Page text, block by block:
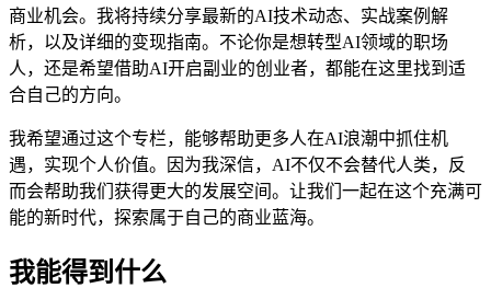
商业机会。我将持续分享最新的AI技术动态、实战案例解
析，以及详细的变现指南。不论你是想转型AI领域的职场
人，还是希望借助AI开启副业的创业者，都能在这里找到适
合自己的方向。
我希望通过这个专栏，能够帮助更多人在AI浪潮中抓住机
遇，实现个人价值。因为我深信，AI不仅不会替代人类，反
而会帮助我们获得更大的发展空间。让我们一起在这个充满可
能的新时代，探索属于自己的商业蓝海。
我能得到什么